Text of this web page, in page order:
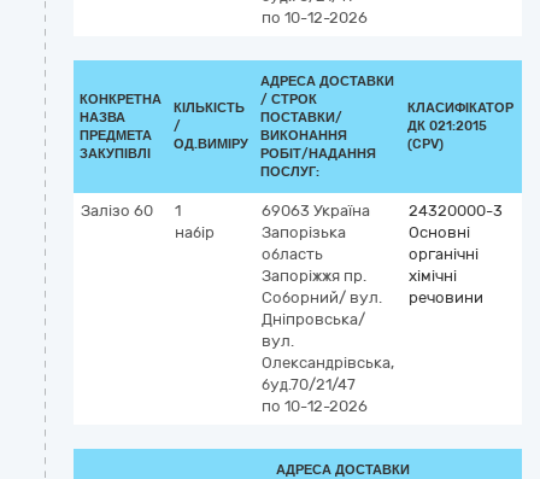
по 10-12-2026
КОНКРЕТНА
НАЗВА
ПРЕДМЕТА
ЗАКУПІВЛІ
КІЛЬКІСТЬ
/
ОД.ВИМІРУ
АДРЕСА ДОСТАВКИ
/ СТРОК
ПОСТАВКИ/
ВИКОНАННЯ
РОБІТ/НАДАННЯ
ПОСЛУГ:
КЛАСИФІКАТОР
ДК 021:2015
(CPV)
Залізо 60
1
набір
69063 Україна
Запорізька
область
Запоріжжя пр.
Соборний/ вул.
Дніпровська/
вул.
Олександрівська,
буд.70/21/47
по 10-12-2026
24320000-3
Основні
органічні
хімічні
речовини
АДРЕСА ДОСТАВКИ